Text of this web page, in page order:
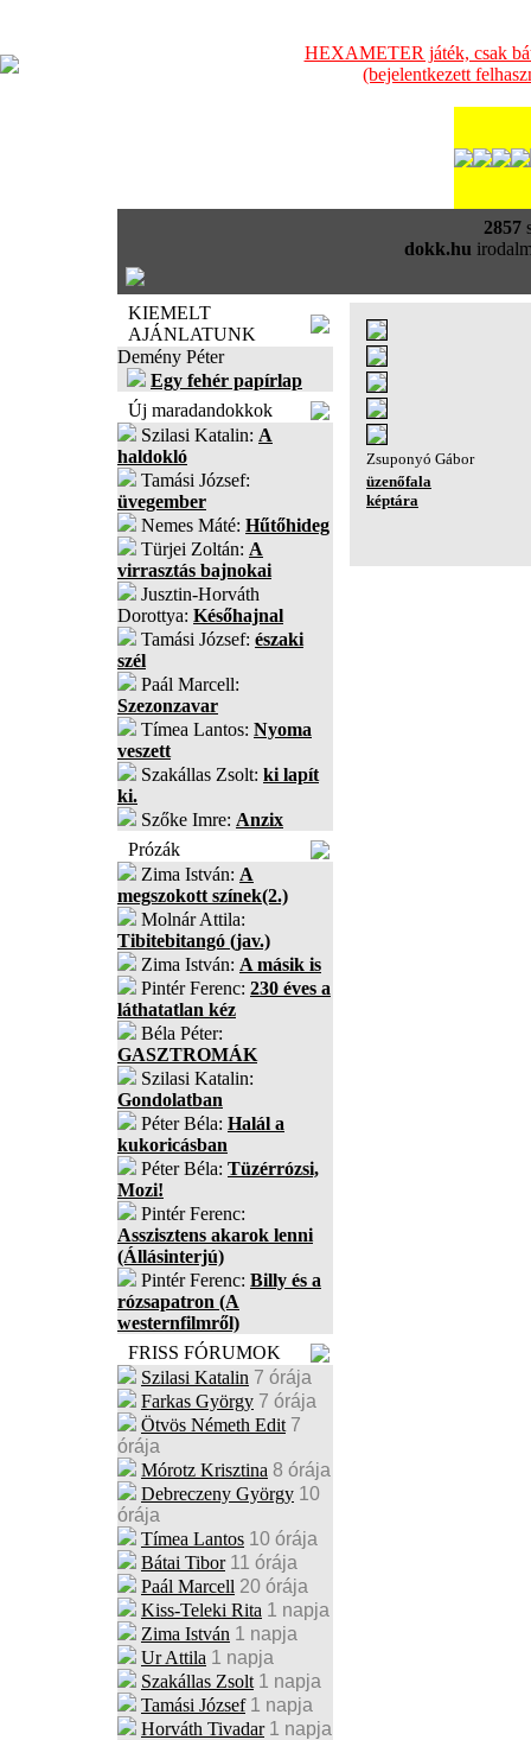
HEXAMETER játék, csak
(bejelentkezett
2857
dokk.hu
KIEMELT
AJÁNLATUNK
Demény Péter
Egy fehér papírlap
Új maradandokkok
Szilasi Katalin: A
haldokló
Tamási József:
üvegember
Nemes Máté: Hűtőhideg
Türjei Zoltán: A
virrasztás bajnokai
Jusztin-Horváth
Dorottya: Későhajnal
Tamási József: északi
szél
Paál Marcell:
Szezonzavar
Tímea Lantos: Nyoma
veszett
Szakállas Zsolt: ki lapít
ki.
Szőke Imre: Anzix
Prózák
Zima István: A
megszokott színek(2.)
Molnár Attila:
Tibitebitangó (jav.)
Zima István: A másik is
Pintér Ferenc: 230 éves a
láthatatlan kéz
Béla Péter:
GASZTROMÁK
Szilasi Katalin:
Gondolatban
Péter Béla: Halál a
kukoricásban
Péter Béla: Tüzérrózsi,
Mozi!
Pintér Ferenc:
Asszisztens akarok lenni
(Állásinterjú)
Pintér Ferenc: Billy és a
rózsapatron (A
westernfilmről)
FRISS FÓRUMOK
Szilasi Katalin 7 órája
Farkas György 7 órája
Ötvös Németh Edit 7
órája
Mórotz Krisztina 8 órája
Debreczeny György 10
órája
Tímea Lantos 10 órája
Bátai Tibor 11 órája
Paál Marcell 20 órája
Kiss-Teleki Rita 1 napja
Zima István 1 napja
Ur Attila 1 napja
Szakállas Zsolt 1 napja
Tamási József 1 napja
Horváth Tivadar 1 napja
Zsuponyó Gábor
üzenőfala
képtára